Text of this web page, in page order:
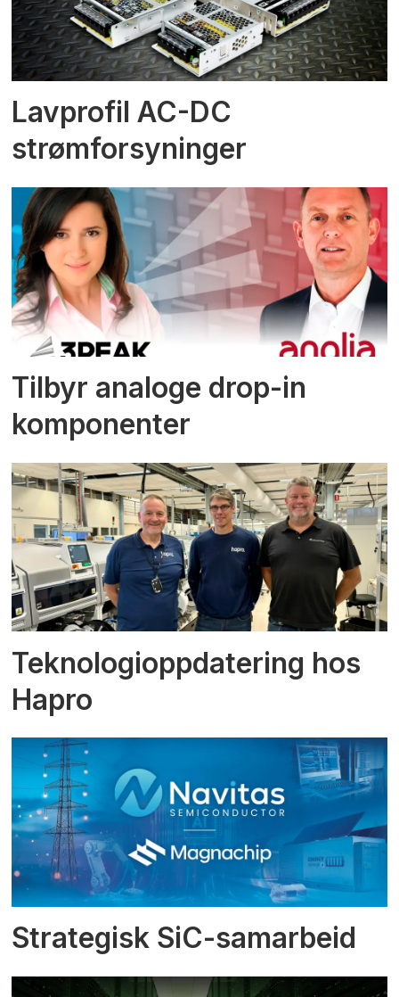
Lavprofil AC-DC
strømforsyninger
Tilbyr analoge drop-in
komponenter
Teknologioppdatering hos
Hapro
Strategisk SiC-samarbeid